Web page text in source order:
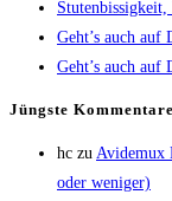
Geht’s auch auf
Geht’s auch auf
Jüngs­te Kommentare
hc zu Avi­de­mux
oder weniger)